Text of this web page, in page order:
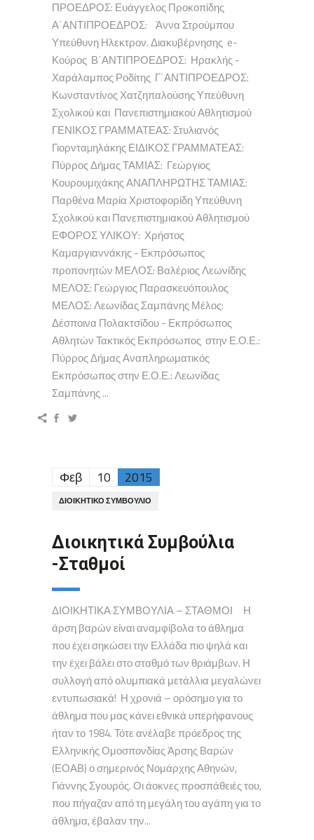
ΠΡΟΕΔΡΟΣ: Ευάγγελος Προκοπίδης
Α΄ΑΝΤΙΠΡΟΕΔΡΟΣ: Άννα Στρούμπου
Υπεύθυνη Ηλεκτρον. Διακυβέρνησης e-
Κούρος Β΄ΑΝΤΙΠΡΟΕΔΡΟΣ: Ηρακλής -
Χαράλαμπος Ροδίτης Γ΄ΑΝΤΙΠΡΟΕΔΡΟΣ:
Κωνσταντίνος Χατζηπαλούσης Υπεύθυνη
Σχολικού και Πανεπιστημιακού Αθλητισμού
ΓΕΝΙΚΟΣ ΓΡΑΜΜΑΤΕΑΣ: Στυλιανός
Γιορνταµηλάκης ΕΙΔΙΚΟΣ ΓΡΑΜΜΑΤΕΑΣ:
Πύρρος Δήμας ΤΑΜΙΑΣ: Γεώργιος
Κουρουμιχάκης ΑΝΑΠΛΗΡΩΤΗΣ ΤΑΜΙΑΣ:
Παρθένα Μαρία Χριστοφορίδη Υπεύθυνη
Σχολικού και Πανεπιστημιακού Αθλητισμού
ΕΦΟΡΟΣ ΥΛΙΚΟΥ: Χρήστος
Καμαργιαννάκης - Εκπρόσωπος
προπονητών ΜΕΛΟΣ: Βαλέριος Λεωνίδης
ΜΕΛΟΣ: Γεώργιος Παρασκευόπουλος
ΜΕΛΟΣ: Λεωνίδας Σαμπάνης Μέλος:
Δέσποινα Πολακτσίδου - Εκπρόσωπος
Αθλητών Τακτικός Εκπρόσωπος στην Ε.Ο.Ε.:
Πύρρος Δήμας Αναπληρωματικός
Εκπρόσωπος στην Ε.Ο.Ε.: Λεωνίδας
Σαμπάνης ...
Φεβ 10 2015
ΔΙΟΙΚΗΤΙΚΌ ΣΥΜΒΟΎΛΙΟ
Διοικητικά Συμβούλια
-Σταθμοί
ΔΙΟΙΚΗΤΙΚΑ ΣΥΜΒΟΥΛΙΑ – ΣΤΑΘΜΟΙ Η
άρση βαρών είναι αναμφίβολα το άθλημα
που έχει σηκώσει την Ελλάδα πιο ψηλά και
την έχει βάλει στο σταθμό των θριάμβων. Η
συλλογή από ολυμπιακά μετάλλια μεγαλώνει
εντυπωσιακά! Η χρονιά – ορόσημο για το
άθλημα που μας κάνει εθνικά υπερήφανους
ήταν το 1984. Τότε ανέλαβε πρόεδρος της
Ελληνικής Ομοσπονδίας Άρσης Βαρών
(ΕΟΑΒ) ο σημερινός Νομάρχης Αθηνών,
Γιάννης Σγουρός. Οι άοκνες προσπάθειές του,
που πήγαζαν από τη μεγάλη του αγάπη για το
άθλημα, έβαλαν την...